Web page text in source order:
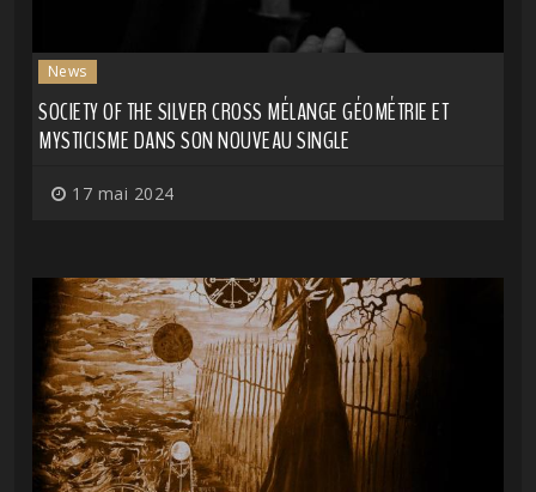
News
SOCIETY OF THE SILVER CROSS MÉLANGE GÉOMÉTRIE ET
MYSTICISME DANS SON NOUVEAU SINGLE
17 mai 2024